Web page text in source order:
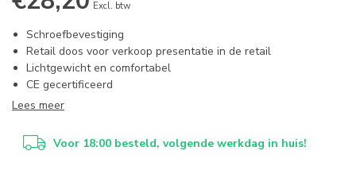
Excl. btw
Schroefbevestiging
Retail doos voor verkoop presentatie in de retail
Lichtgewicht en comfortabel
CE gecertificeerd
Lees meer
Voor 18:00 besteld, volgende werkdag in huis!